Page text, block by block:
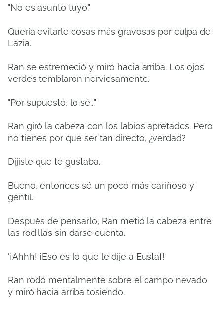
"No es asunto tuyo."
Quería evitarle cosas más gravosas por culpa de
Lazia.
Ran se estremeció y miró hacia arriba. Los ojos
verdes temblaron nerviosamente.
"Por supuesto, lo sé..."
Ran giró la cabeza con los labios apretados. Pero
no tienes por qué ser tan directo, ¿verdad?
Dijiste que te gustaba.
Bueno, entonces sé un poco más cariñoso y
gentil.
Después de pensarlo, Ran metió la cabeza entre
las rodillas sin darse cuenta.
'¡Ahhh! ¡Eso es lo que le dije a Eustaf!
Ran rodó mentalmente sobre el campo nevado
y miró hacia arriba tosiendo.